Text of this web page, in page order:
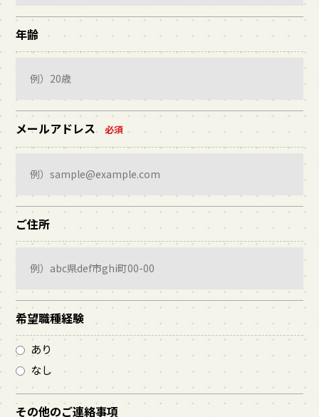
年齢
メールアドレス 必須
ご住所
希望職種経験
あり
なし
その他のご連絡事項